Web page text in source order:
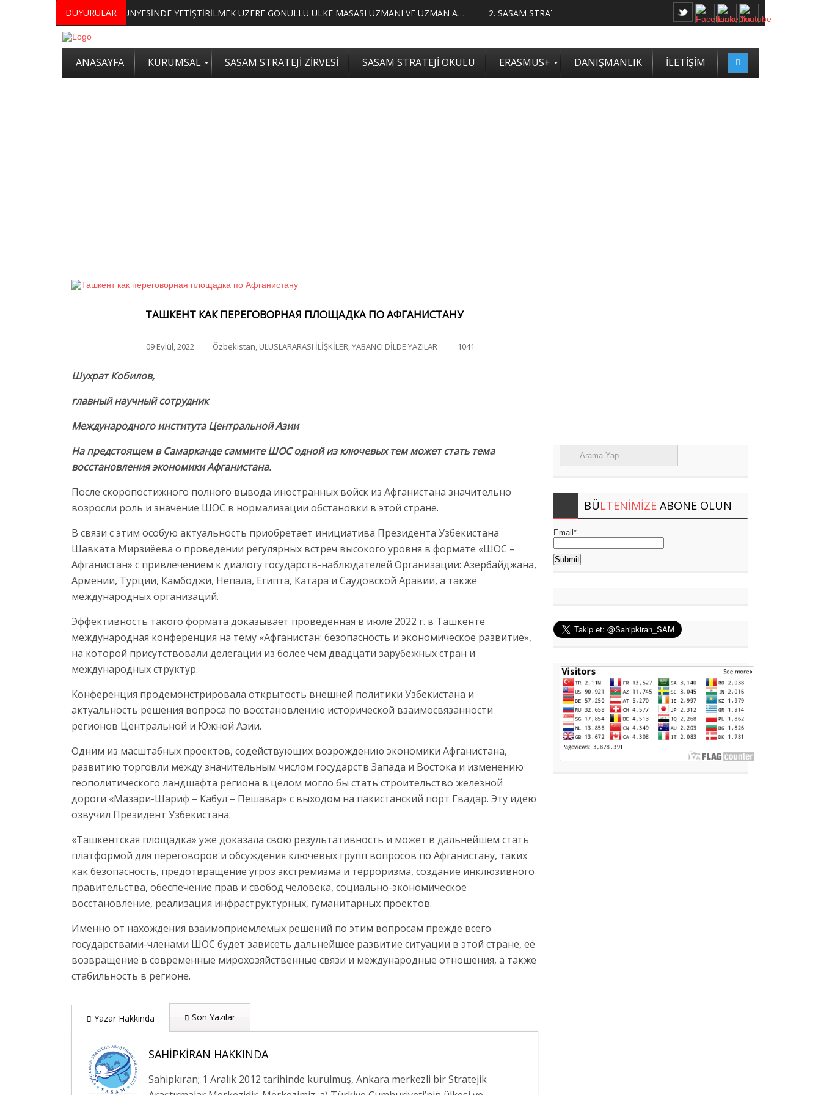
DUYURULAR
MERKEZİMİZ BÜNYESİNDE YETİŞTİRİLMEK ÜZERE GÖNÜLLÜ ÜLKE MASASI UZMANI VE UZMAN ADAYLARI ARIYORUZ 2. SASAM STRATEJİ ZİRVESİ KATILIMCILARI BELLİ OLDU
ANASAYFA KURUMSAL SASAM STRATEJİ ZİRVESİ SASAM STRATEJİ OKULU ERASMUS+ DANIŞMANLIK İLETİŞİM
ТАШКЕНТ КАК ПЕРЕГОВОРНАЯ ПЛОЩАДКА ПО АФГАНИСТАНУ
09 Eylül, 2022 Özbekistan, ULUSLARARASI İLİŞKİLER,YABANCI DİLDE YAZILAR 1041
Шухрат Кобилов,
главный научный сотрудник
Международного института Центральной Азии
На предстоящем в Самарканде саммите ШОС одной из ключевых тем может стать тема
восстановления экономики Афганистана.
После скоропостижного полного вывода иностранных войск из Афганистана значительно
возросли роль и значение ШОС в нормализации обстановки в этой стране.
В связи с этим особую актуальность приобретает инициатива Президента Узбекистана
Шавката Мирзиёева о проведении регулярных встреч высокого уровня в формате «ШОС –
Афганистан» с привлечением к диалогу государств-наблюдателей Организации: Азербайджана,
Армении, Турции, Камбоджи, Непала, Египта, Катара и Саудовской Аравии, а также
международных организаций.
Эффективность такого формата доказывает проведённая в июле 2022 г. в Ташкенте
международная конференция на тему «Афганистан: безопасность и экономическое развитие»,
на которой присутствовали делегации из более чем двадцати зарубежных стран и
международных структур.
Конференция продемонстрировала открытость внешней политики Узбекистана и
актуальность решения вопроса по восстановлению исторической взаимосвязанности
регионов Центральной и Южной Азии.
Одним из масштабных проектов, содействующих возрождению экономики Афганистана,
развитию торговли между значительным числом государств Запада и Востока и изменению
геополитического ландшафта региона в целом могло бы стать строительство железной
дороги «Мазари-Шариф – Кабул – Пешавар» с выходом на пакистанский порт Гвадар. Эту идею
озвучил Президент Узбекистана.
«Ташкентская площадка» уже доказала свою результативность и может в дальнейшем стать
платформой для переговоров и обсуждения ключевых групп вопросов по Афганистану, таких
как безопасность, предотвращение угроз экстремизма и терроризма, создание инклюзивного
правительства, обеспечение прав и свобод человека, социально-экономическое
восстановление, реализация инфраструктурных, гуманитарных проектов.
Именно от нахождения взаимоприемлемых решений по этим вопросам прежде всего
государствами-членами ШОС будет зависеть дальнейшее развитие ситуации в этой стране, её
возвращение в современные мирохозяйственные связи и международные отношения, а также
стабильность в регионе.
Yazar Hakkında Son Yazılar
SAHIPKIRAN HAKKINDA
Sahipkıran; 1 Aralık 2012 tarihinde kurulmuş, Ankara merkezli bir Stratejik
BÜLTENIMIZE ABONE OLUN
Email*